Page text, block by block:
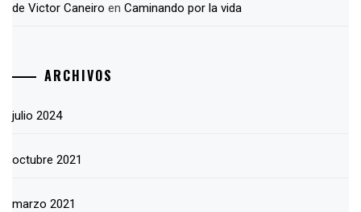
de Victor Caneiro en Caminando por la vida
ARCHIVOS
julio 2024
octubre 2021
marzo 2021